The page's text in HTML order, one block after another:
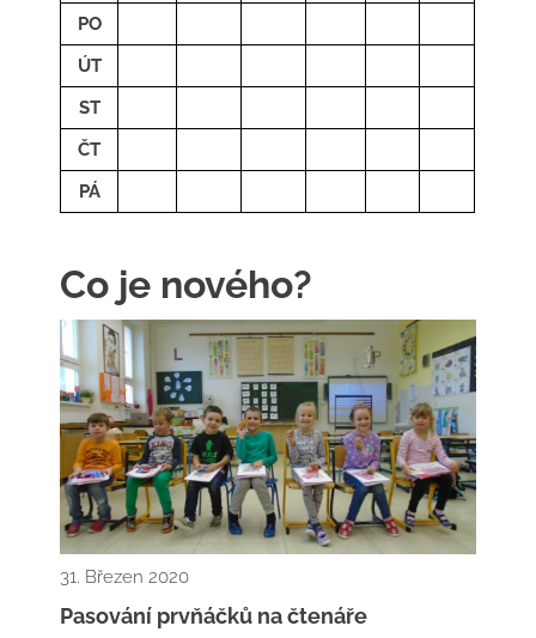
PO
ÚT
ST
ČT
PÁ
Co je nového?
31. Březen 2020
Pasování prvňáčků na čtenáře